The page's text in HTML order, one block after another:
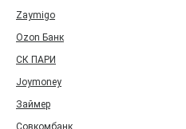
Zaymigo
Ozon Банк
СК ПАРИ
Joymoney
Займер
Совкомбанк